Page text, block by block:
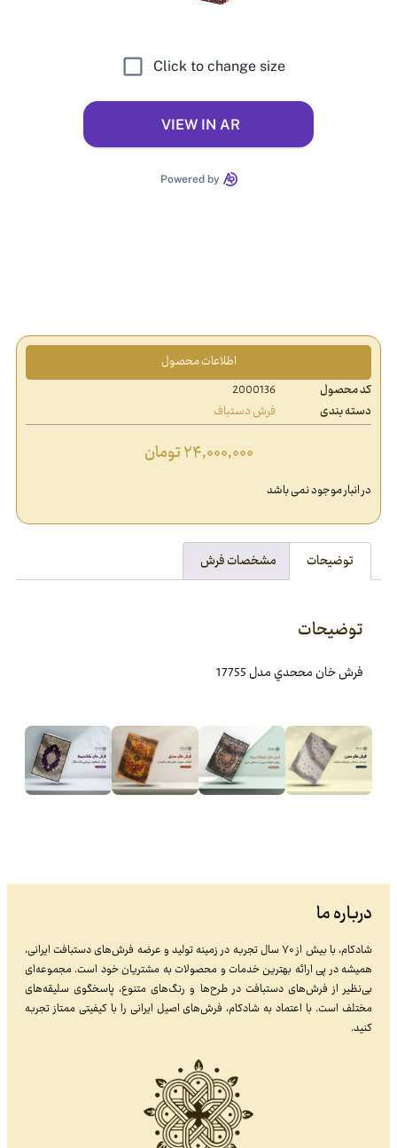
اطلاعات محصول
کد محصول
2000136
دسته بندی
فرش دستباف
۲۴,۰۰۰,۰۰۰تومان
در انبار موجود نمی باشد
توضیحات مشخصات فرش
توضیحات
فرش خان مححدي مدل 17755
درباره ما
شادکام، با بیش از ۷۰ سال تجربه در زمینه تولید و عرضه فرش‌های دستبافت ایرانی،
همیشه در پی ارائه بهترین خدمات و محصولات به مشتریان خود است. مجموعه‌ای
بی‌نظیر از فرش‌های دستبافت در طرح‌ها و رنگ‌های متنوع، پاسخگوی سلیقه‌های
مختلف است. با اعتماد به شادکام، فرش‌های اصیل ایرانی را با کیفیتی ممتاز تجربه
کنید.